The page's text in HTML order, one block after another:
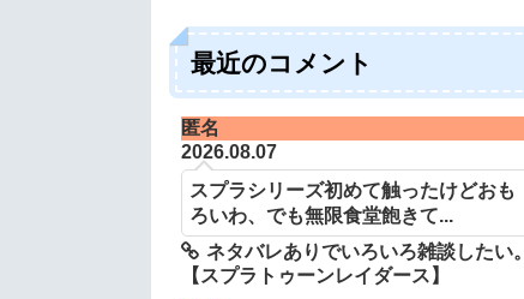
最近のコメント
匿名
2026.08.07
スプラシリーズ初めて触ったけどおも
ろいわ、でも無限食堂飽きて...
ネタバレありでいろいろ雑談したい。
【スプラトゥーンレイダース】